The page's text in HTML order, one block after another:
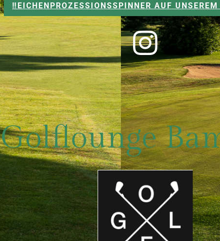
‼️EICHENPROZESSIONSSPINNER AUF
Golflounge